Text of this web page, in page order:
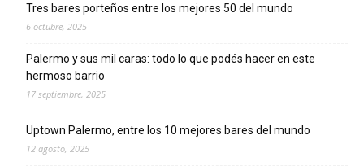
Tres bares porteños entre los mejores 50 del mundo
6 octubre, 2025
Palermo y sus mil caras: todo lo que podés hacer en este
hermoso barrio
17 septiembre, 2025
Uptown Palermo, entre los 10 mejores bares del mundo
12 agosto, 2025